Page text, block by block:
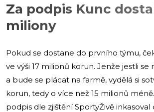
Za podpis Kunc
miliony
Pokud se dostane do prvního týmu,
ve výši 17 milionů korun. Jenže jestli
a bude se plácat na farmě, vydělá si
korun, tedy o více než 15 milionů
podpis dle zjištění SportyŽivě inkasoval